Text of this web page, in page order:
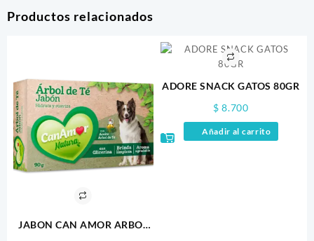
Productos relacionados
JABON CAN AMOR ARBOL
ADORE SNACK GATOS 80GR
$ 8.700
Añadir al carrito